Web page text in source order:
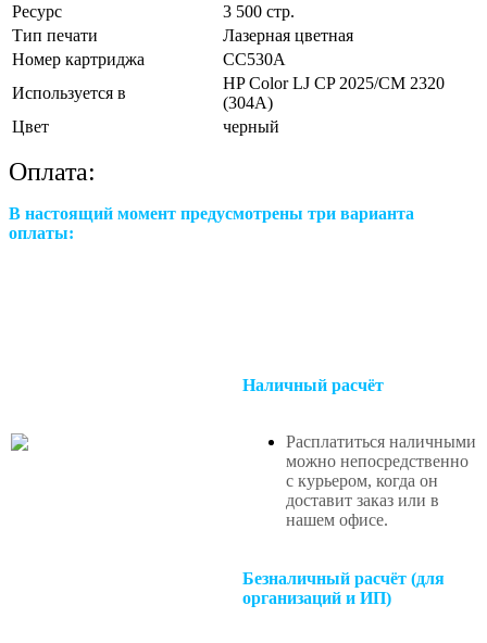
Ресурс
3 500 стр.
Тип печати
Лазерная цветная
Номер картриджа
CC530A
Используется в
HP Color LJ CP 2025/CM 2320
(304А)
Цвет
черный
Оплата:
В настоящий момент предусмотрены три варианта
оплаты:
Наличный расчёт
Расплатиться наличными
можно непосредственно
с курьером, когда он
доставит заказ или в
нашем офисе.
Безналичный расчёт (для
организаций и ИП)